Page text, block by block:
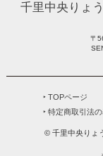
千里中央りょ
〒
‣ TOPページ
‣ 特定商取引法
© 千里中央りょ